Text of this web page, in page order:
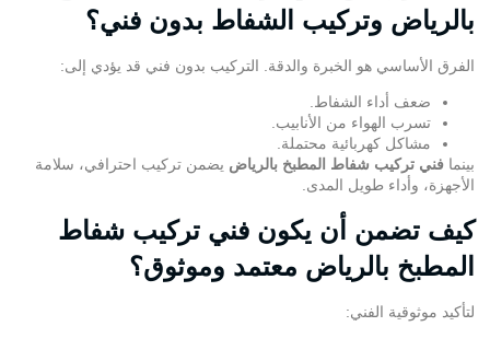
بالرياض وتركيب الشفاط بدون فني؟
الفرق الأساسي هو الخبرة والدقة. التركيب بدون فني قد يؤدي إلى:
ضعف أداء الشفاط.
تسرب الهواء من الأنابيب.
مشاكل كهربائية محتملة.
بينما فني تركيب شفاط المطبخ بالرياض يضمن تركيب احترافي، سلامة
الأجهزة، وأداء طويل المدى.
كيف تضمن أن يكون فني تركيب شفاط
المطبخ بالرياض معتمد وموثوق؟
لتأكيد موثوقية الفني: